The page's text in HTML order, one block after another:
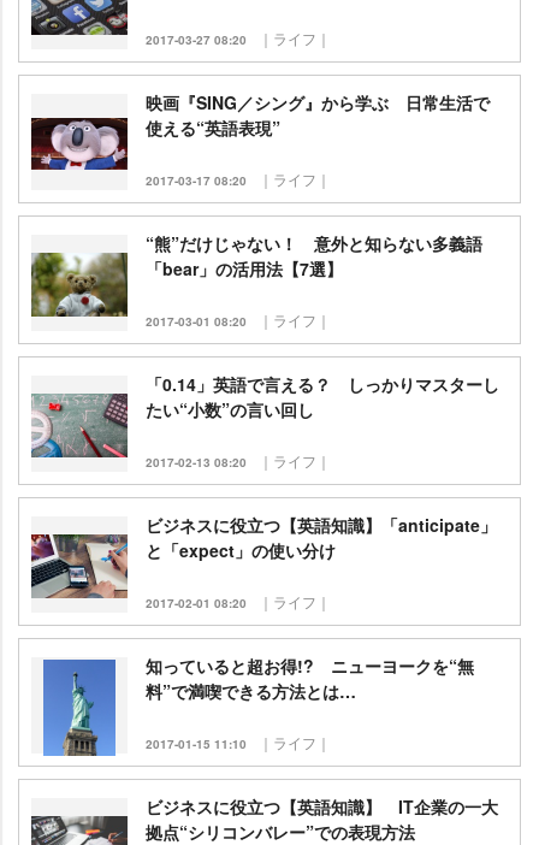
2017-03-27 08:20 ｜ライフ｜
映画『SING／シング』から学ぶ 日常生活で
使える“英語表現”
2017-03-17 08:20 ｜ライフ｜
“熊”だけじゃない！ 意外と知らない多義語
「bear」の活用法【7選】
2017-03-01 08:20 ｜ライフ｜
「0.14」英語で言える？ しっかりマスターし
たい“小数”の言い回し
2017-02-13 08:20 ｜ライフ｜
ビジネスに役立つ【英語知識】「anticipate」
と「expect」の使い分け
2017-02-01 08:20 ｜ライフ｜
知っていると超お得!? ニューヨークを“無
料”で満喫できる方法とは…
2017-01-15 11:10 ｜ライフ｜
ビジネスに役立つ【英語知識】 IT企業の一大
拠点“シリコンバレー”での表現方法